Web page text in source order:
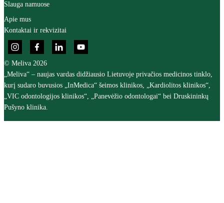
Slauga namuose
Apie mus
Kontaktai ir rekvizitai
© Meliva 2026
„Meliva“ – naujas vardas didžiausio Lietuvoje privačios medicinos tinklo,
kurį sudaro buvusios „InMedica“ šeimos klinikos, „Kardiolitos klinikos“,
„VIC odontologijos klinikos“, „Panevėžio odontologai“ bei Druskininkų
Pušyno klinika.